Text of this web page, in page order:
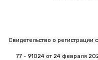
Свидетельство о
77 - 91024 от 24 февраля